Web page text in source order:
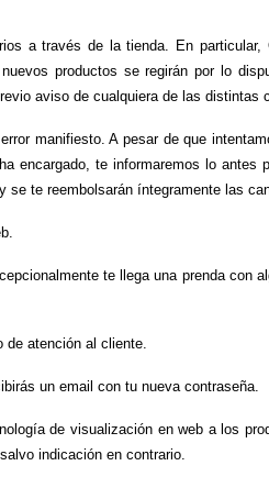
a través de la tienda. En particular,
productos se regirán por lo
aviso de cualquiera de las
manifiesto. A pesar de que
encargado, te informaremos lo
te reembolsarán íntegramente las
te llega una prenda con
de atención al cliente.
un email con tu nueva contraseña.
de visualización en web a los
indicación en contrario.